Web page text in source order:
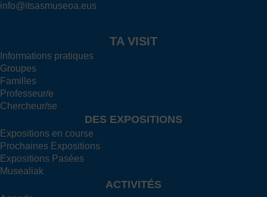
info@itsasmuseoa.eus
TA VISIT
Informations pratiques
Groupes
Familles
Professeur/e
Chercheur/se
DES EXPOSITIONS
Expositions en course
Prochaines Expositions
Expositions Pasées
Musealiak
ACTIVITÉS